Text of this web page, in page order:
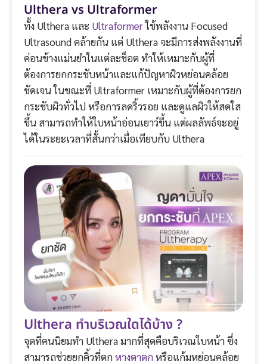
Ulthera vs Ultraformer
ทั้ง Ulthera และ Ultraformerใช้พลังงาน Focused
Ultrasound คล้ายกัน แต่ Ulthera จะมีการส่งพลังงานที่
ค่อนข้างแม่นยำในแต่ละช็อต ทำให้เหมาะกับผู้ที่
ต้องการยกกระชับหน้าและแก้ปัญหาผิวหย่อนคล้อย
ชัดเจน ในขณะที่ Ultraformer เหมาะกับผู้ที่ต้องการยก
กระชับผิวทั่วไป หรือการลดริ้วรอย และดูแลผิวให้สดใส
ขึ้น สามารถทำให้ใบหน้าอ่อนเยาว์ขึ้น แต่ผลลัพธ์จะอยู่
ได้ในระยะเวลาที่สั้นกว่าเมื่อเทียบกับ Ulthera
Ulthera ทำบริเวณใดได้บ้าง ?
จุดที่คนนิยมทำ Ulthera มากที่สุดคือบริเวณใบหน้า ซึ่ง
สามารถช่วยยกคิ้วที่ตกหางตาตก หรือแก้มหย่อนคล้อย